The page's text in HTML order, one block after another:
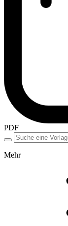
PDF
Mehr